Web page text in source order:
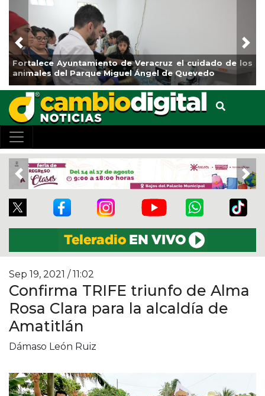
Fortalece Ayuntamiento de Veracruz el cuidado de los
animales del Parque Miguel Ángel de Quevedo
La
Previous
Previous
Sep 19, 2021 / 11:02
Confirma TRIFE triunfo de Alma
Rosa Clara para la alcaldía de
Amatitlán
Dámaso León Ruiz